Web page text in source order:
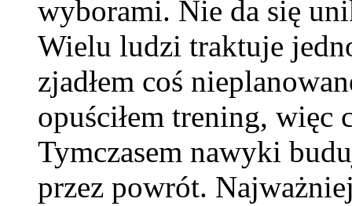
wyborami. Nie da się
Wielu ludzi traktuje
zjadłem coś
opuściłem trening, więc
Tymczasem nawyki
przez powrót.